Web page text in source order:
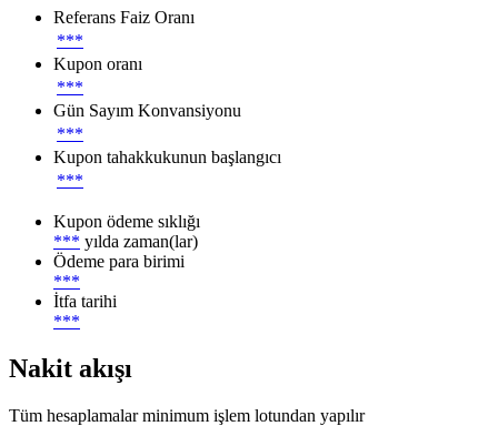
Referans Faiz Oranı
***
Kupon oranı
***
Gün Sayım Konvansiyonu
***
Kupon tahakkukunun başlangıcı
***
Kupon ödeme sıklığı
*** yılda zaman(lar)
Ödeme para birimi
***
İtfa tarihi
***
Nakit akışı
Tüm hesaplamalar minimum işlem lotundan yapılır